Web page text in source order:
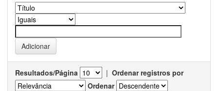
Resultados/Página | Ordenar registros por
Ordenar